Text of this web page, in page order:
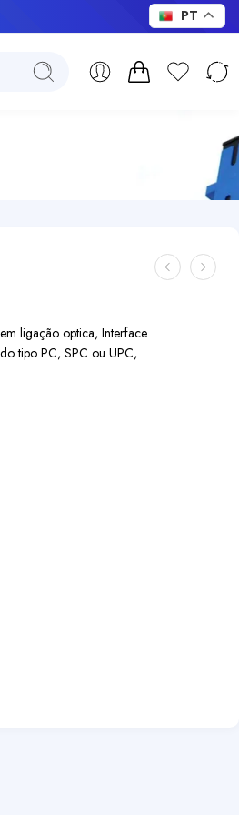
ligação optica, Interface
tipo PC, SPC ou UPC,
PT